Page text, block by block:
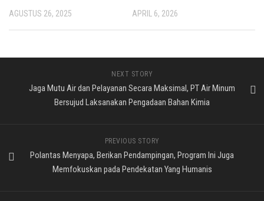
AGUSTUS 26, 2025 APRIL 6, 2026
NEXT STORY
Jaga Mutu Air dan Pelayanan Secara Maksimal, PT Air Minum
Bersujud Laksanakan Pengadaan Bahan Kimia
PREVIOUS STORY
Polantas Menyapa, Berikan Pendampingan, Program Ini Juga
Memfokuskan pada Pendekatan Yang Humanis